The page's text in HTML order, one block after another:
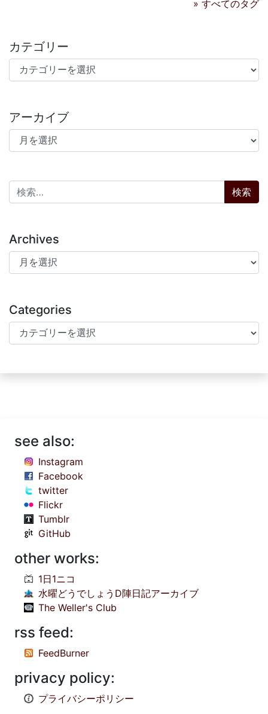
» すべてのタグ
カテゴリー
カテゴリー
アーカイブ
アーカイブ
検索:
Archives
Archives
Categories
Categories
see also:
Instagram
Facebook
twitter
Flickr
Tumblr
GitHub
other works:
1日1ニコ
水曜どうでしょうD陣日記アーカイブ
The Weller's Club
rss feed:
FeedBurner
privacy policy:
プライバシーポリシー